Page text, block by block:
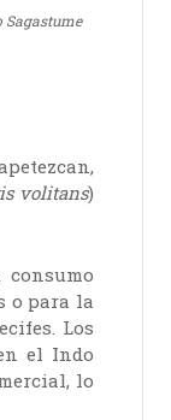
Sagastume
volitans)
o para la
Los
el Indo
lo